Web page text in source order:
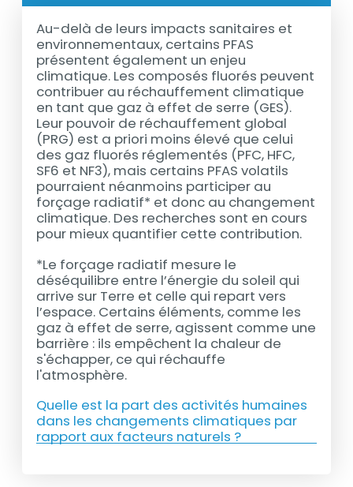
Au-delà de leurs impacts sanitaires et
environnementaux, certains PFAS
présentent également un enjeu
climatique. Les composés fluorés peuvent
contribuer au réchauffement climatique
en tant que gaz à effet de serre (GES).
Leur pouvoir de réchauffement global
(PRG) est a priori moins élevé que celui
des gaz fluorés réglementés (PFC, HFC,
SF6 et NF3), mais certains PFAS volatils
pourraient néanmoins participer au
forçage radiatif* et donc au changement
climatique. Des recherches sont en cours
pour mieux quantifier cette contribution.
*Le forçage radiatif mesure le
déséquilibre entre l’énergie du soleil qui
arrive sur Terre et celle qui repart vers
l’espace. Certains éléments, comme les
gaz à effet de serre, agissent comme une
barrière : ils empêchent la chaleur de
s'échapper, ce qui réchauffe
l'atmosphère.
Quelle est la part des activités humaines
dans les changements climatiques par
rapport aux facteurs naturels ?